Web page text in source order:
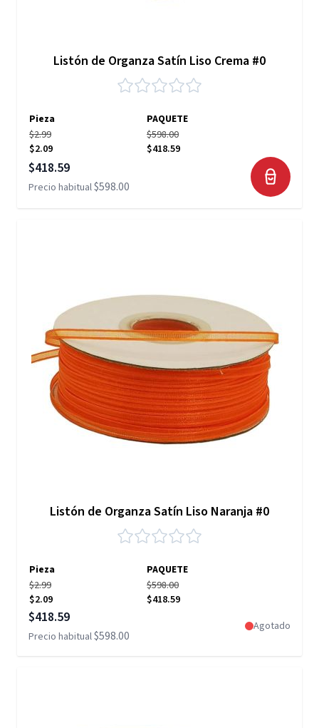
Listón de Organza Satín Liso Crema #0
Pieza
PAQUETE
$2.99
$2.09
$598.00
$418.59
Precio especial
$418.59
Precio habitual$598.00
Listón de Organza Satín Liso Naranja #0
Pieza
PAQUETE
$2.99
$2.09
$598.00
$418.59
Precio especial
$418.59
Precio habitual$598.00
Agotado